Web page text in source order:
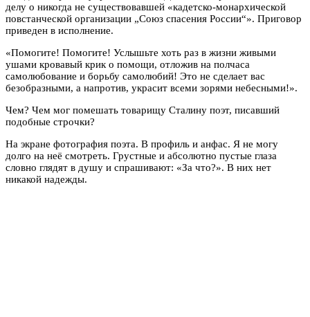
делу о никогда не существовавшей «кадетско-монархической
повстанческой организации „Союз спасения России“». Приговор
приведен в исполнение.
«Помогите! Помогите! Услышьте хоть раз в жизни живыми
ушами кровавый крик о помощи, отложив на полчаса
самолюбование и борьбу самолюбий! Это не сделает вас
безобразными, а напротив, украсит всеми зорями небесными!».
Чем? Чем мог помешать товарищу Сталину поэт, писавший
подобные строчки?
На экране фотография поэта. В профиль и анфас. Я не могу
долго на неё смотреть. Грустные и абсолютно пустые глаза
словно глядят в душу и спрашивают: «За что?». В них нет
никакой надежды.